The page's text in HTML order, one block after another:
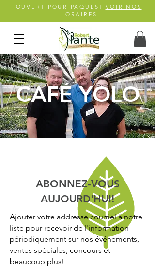
OUVERT POUR PAQUES! VOIR NOS
HORAIRES
CAFÉ YOLO
ABONNEZ-VOUS
AUJOURD'HUI!
Ajouter votre addresse courriel à notre
liste pour recevoir de l'information
périodiquement sur nos événements,
ventes spéciales, concours et
beaucoup plus!